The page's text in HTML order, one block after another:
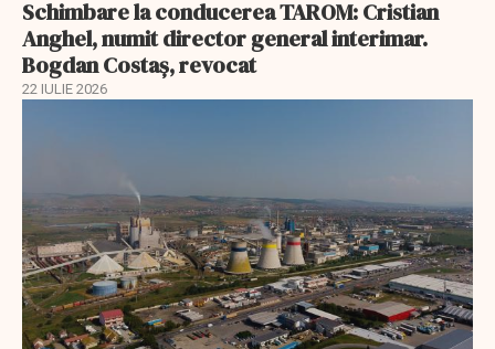
Schimbare la conducerea TAROM: Cristian
Anghel, numit director general interimar.
Bogdan Costaș, revocat
22 IULIE 2026